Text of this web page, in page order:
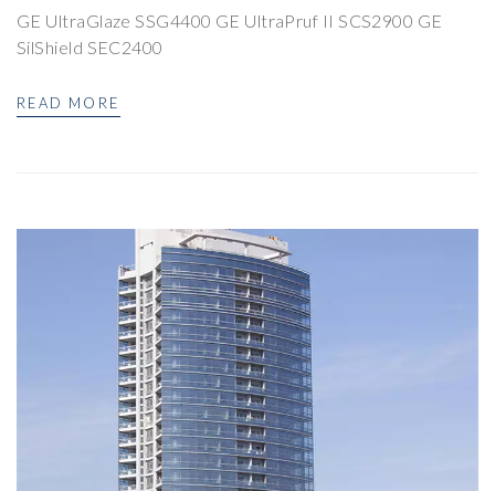
GE UltraGlaze SSG4400 GE UltraPruf II SCS2900 GE
SilShield SEC2400
READ MORE